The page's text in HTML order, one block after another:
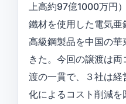
上高約97億1000万円
鐵材を使用した電気亜
高級鋼製品を中国の華
きた。今回の譲渡は
渡の一貫で、３社は
化によるコスト削減